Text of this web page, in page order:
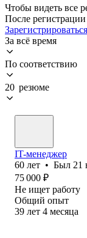
Чтобы видеть все
После
Зарегистрироваться
За всё время
По соответствию
20 резюме
IT-менеджер
60 лет • Был 21
75 000 ₽
Не ищет работу
Общий опыт
39 лет 4 месяца